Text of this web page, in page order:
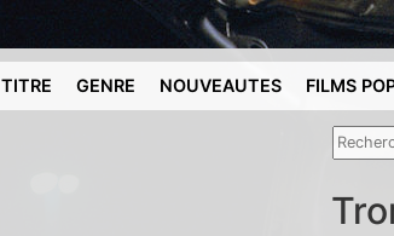
TITRE GENRE NOUVEAUTES FILMS